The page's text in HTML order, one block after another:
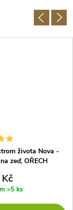
života Nova -
zeď, OŘECH
>5 ks